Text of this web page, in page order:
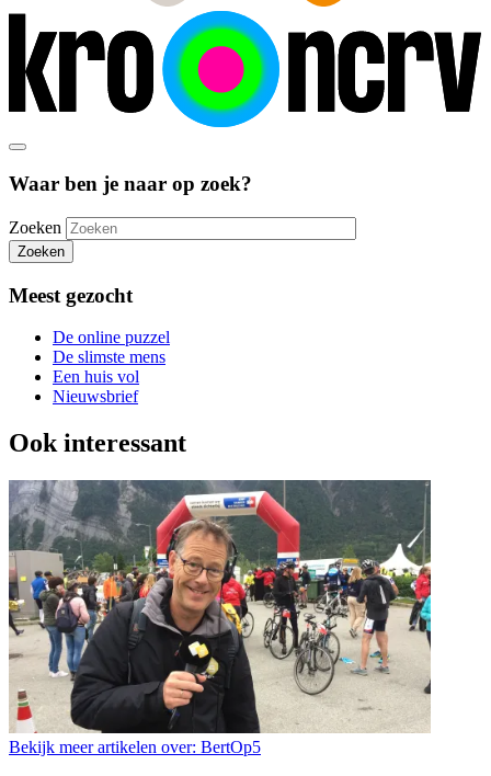
Waar ben je naar op zoek?
Zoeken
Zoeken
Meest gezocht
De online puzzel
De slimste mens
Een huis vol
Nieuwsbrief
Ook interessant
Bekijk meer artikelen over: BertOp5